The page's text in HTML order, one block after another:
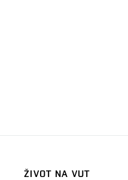
ŽIVOT NA VUT